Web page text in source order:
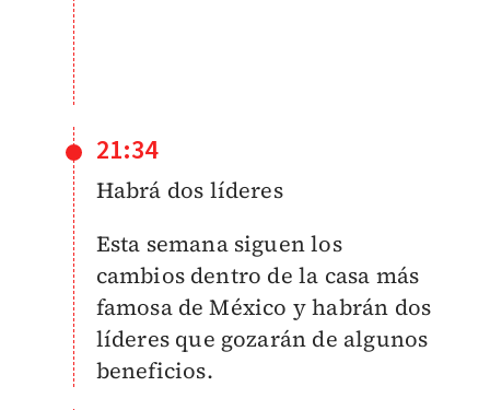
21:34
Habrá dos líderes
Esta semana siguen los
cambios dentro de la casa más
famosa de México y habrán dos
líderes que gozarán de algunos
beneficios.